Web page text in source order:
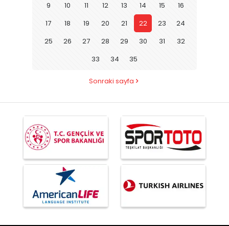
9
10 11 12 13 14 15
16
17
18 19 20 21 22 23
24
25
26 27 28 29 30 31
32
33
34 35
Sonraki sayfa